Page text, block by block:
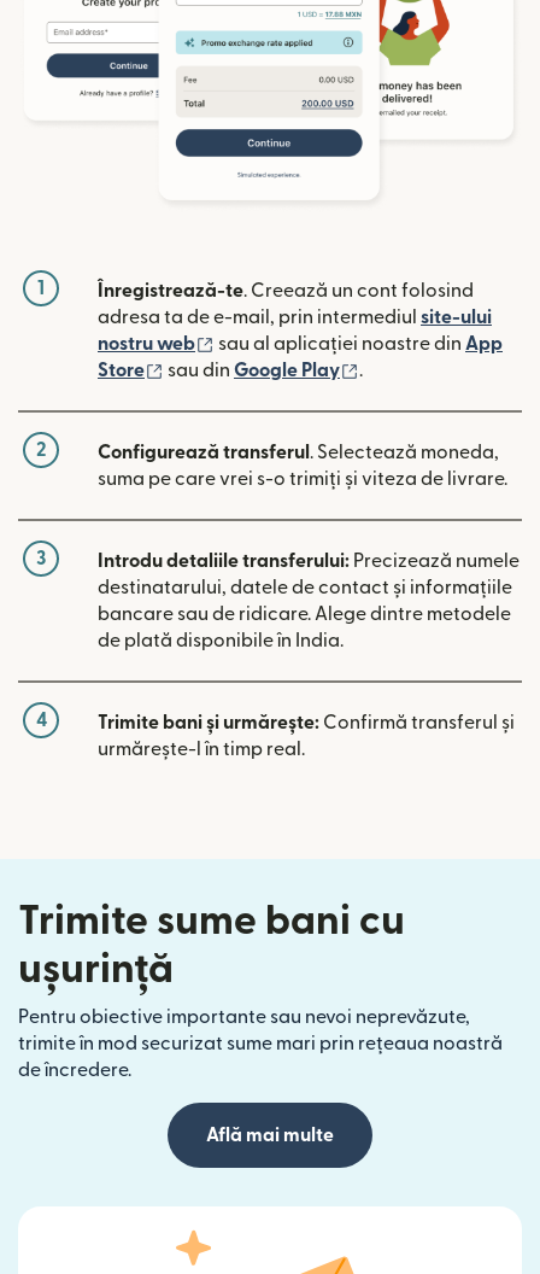
1 Înregistrează-te. Creează un cont folosind
adresa ta de e-mail, prin intermediul site-ului
nostru web
(se deschide într-o fereastră nouă)
sau al aplicației noastre din App
Store
(se deschide într-o fereastră nouă)
sau din Google Play (se deschide într-o
.
2 Configurează transferul . Selectează moneda,
suma pe care vrei s-o trimiți și viteza de livrare.
3 Introdu detaliile transferului: Precizează numele
destinatarului, datele de contact și informațiile
bancare sau de ridicare. Alege dintre metodele
de plată disponibile în India.
4 Trimite bani și urmărește: Confirmă transferul și
urmărește-l în timp real.
Trimite sume bani cu
ușurință
Pentru obiective importante sau nevoi neprevăzute,
trimite în mod securizat sume mari prin rețeaua noastră
de încredere.
Află mai multe